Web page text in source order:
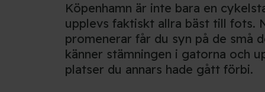
Köpenhamn är inte bara en
upplevs faktiskt allra bäst till fots.
promenerar får du syn på de små
känner stämningen i gatorna och
platser du annars hade gått förbi.